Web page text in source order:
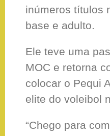
inúmeros títulos
base e adulto.
Ele teve uma
MOC e retorna
colocar o Pequi
elite do voleibol
“Chego para